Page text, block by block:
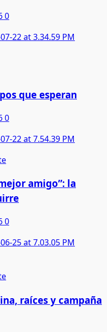
0
que esperan
0
amigo”: la
0
raíces y campaña